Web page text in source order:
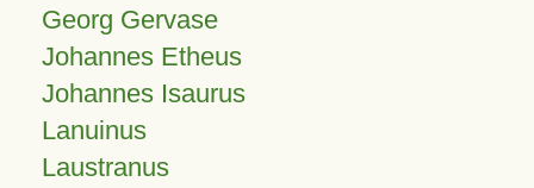
Georg Gervase
Johannes Etheus
Johannes Isaurus
Lanuinus
Laustranus